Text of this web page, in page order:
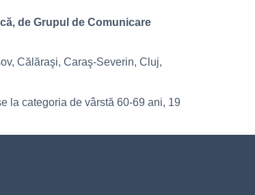
de Grupul de Comunicare
Călăraşi, Caraş-Severin, Cluj,
la categoria de vârstă 60-69 ani, 19